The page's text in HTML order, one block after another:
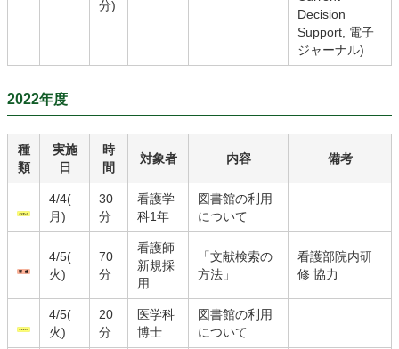
分)
Decision
Support, 電子
ジャーナル)
2022年度
種
類
実施
日
時
間
対象者 内容 備考
4/4(
月)
30
分
看護学
科1年
図書館の利用
について
4/5(
火)
70
分
看護師
新規採
用
「文献検索の
方法」
看護部院内研
修 協力
4/5(
火)
20
分
医学科
博士
図書館の利用
について